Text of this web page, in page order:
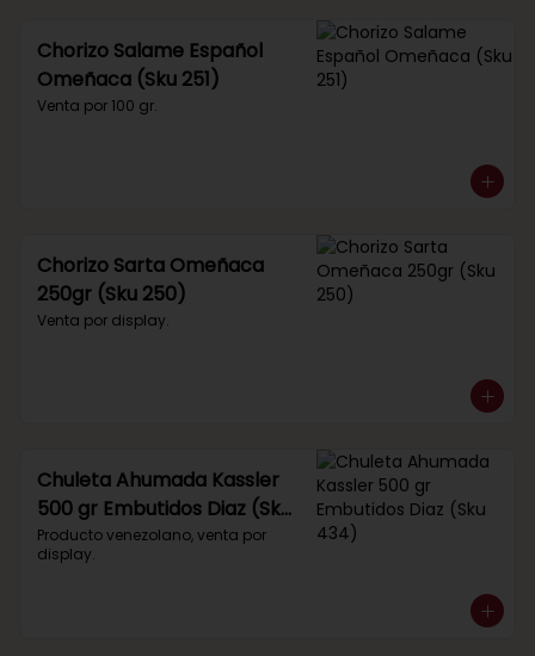
Chorizo Salame Español
Omeñaca (Sku 251)
Venta por 100 gr.
Chorizo Sarta Omeñaca
250gr (Sku 250)
Venta por display.
Chuleta Ahumada Kassler
500 gr Embutidos Diaz (Sku
434)
Producto venezolano, venta por
display.